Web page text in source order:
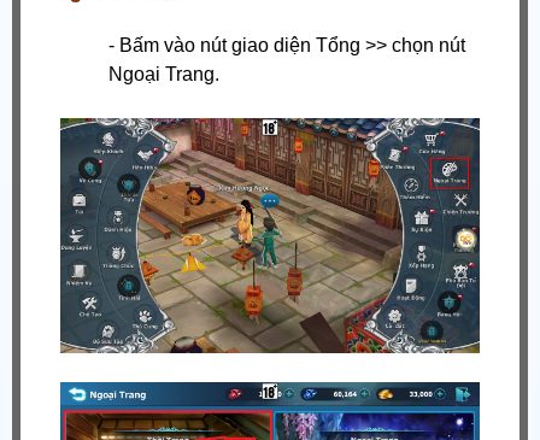
- Bấm vào nút giao diện Tổng >> chọn nút
Ngoại Trang.